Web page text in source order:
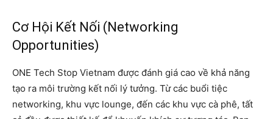
Cơ Hội Kết Nối (Networking
Opportunities)
ONE Tech Stop Vietnam được đánh giá cao về khả năng
tạo ra môi trường kết nối lý tưởng. Từ các buổi tiệc
networking, khu vực lounge, đến các khu vực cà phê, tất